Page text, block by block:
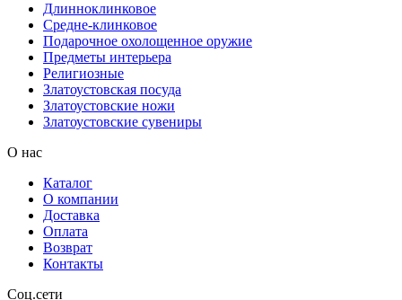
Длинноклинковое
Средне-клинковое
Подарочное охолощенное оружие
Предметы интерьера
Религиозные
Златоустовская посуда
Златоустовские ножи
Златоустовские сувениры
О нас
Каталог
О компании
Доставка
Оплата
Возврат
Контакты
Соц.сети